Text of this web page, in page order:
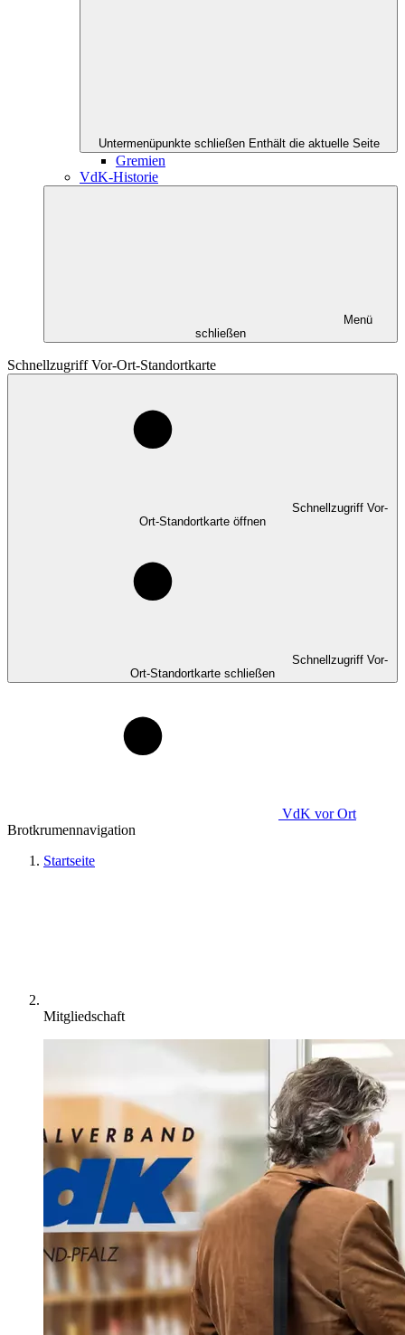
Untermenüpunkte schließen Enthält die aktuelle Seite
Gremien
VdK-Historie
Menü
schließen
Schnellzugriff Vor-Ort-Standortkarte
Schnellzugriff Vor-
Ort-Standortkarte öffnen
Schnellzugriff Vor-
Ort-Standortkarte schließen
VdK vor Ort
Brotkrumennavigation
Startseite
Mitgliedschaft